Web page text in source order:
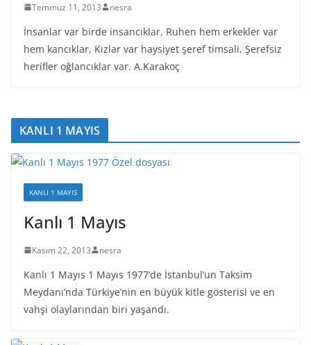
Temmuz 11, 2013 nesra
İnsanlar var birde insancıklar, Ruhen hem erkekler var
hem kancıklar, Kızlar var haysiyet şeref timsali, Şerefsiz
herifler oğlancıklar var. A.Karakoç
KANLI 1 MAYIS
KANLI 1 MAYIS
Kanlı 1 Mayıs
Kasım 22, 2013 nesra
Kanlı 1 Mayıs 1 Mayıs 1977’de İstanbul’un Taksim
Meydanı’nda Türkiye’nin en büyük kitle gösterisi ve en
vahşi olaylarından biri yaşandı.